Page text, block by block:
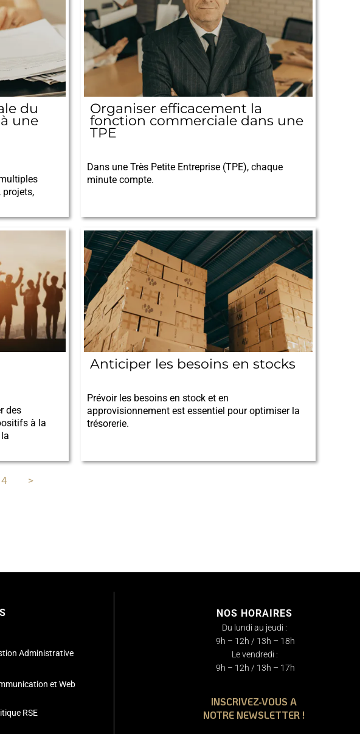
NOS HORAIRES
Du lundi au jeudi :
9h – 12h / 13h – 18h
Le vendredi :
9h – 12h / 13h – 17h
INSCRIVEZ-VOUS A
NOTRE NEWSLETTER !
et Web
Administrative
RSE
du
une
projets,
Organiser efficacement la
fonction commerciale dans une
TPE
Dans une Très Petite Entreprise (TPE), chaque
minute compte.
des
à la
Anticiper les besoins en stocks
Prévoir les besoins en stock et en
approvisionnement est essentiel pour optimiser la
trésorerie.
4 >